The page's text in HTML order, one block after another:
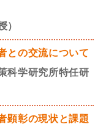
）
との交流について
科学研究所特任研
顕彰の現状と課題